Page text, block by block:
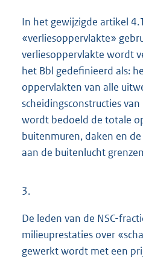
In het gewijzigde artikel
«verliesoppervlakte»
verliesoppervlakte wordt
het Bbl gedefinieerd als:
oppervlakten van alle
scheidingsconstructies
wordt bedoeld de totale
buitenmuren, daken en
aan de buitenlucht
3.
De leden van de NSC-
milieuprestaties over
gewerkt wordt met een